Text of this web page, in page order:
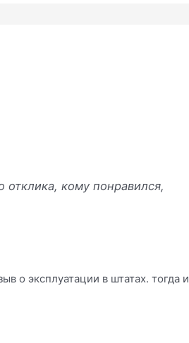
кому понравился,
о эксплуатации в штатах. тогда и